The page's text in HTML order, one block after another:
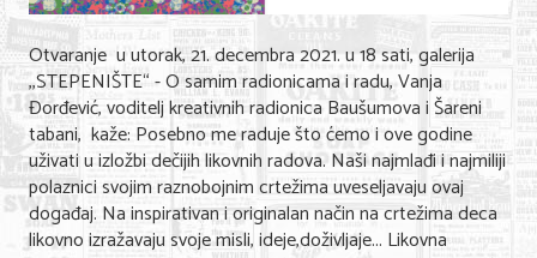
Kuća i bašta
Zdravlje i medicina
Sport i rekreacija
Hobi i razonoda
ADRESAR
Otvaranje u utorak, 21. decembra 2021. u 18 sati, galerija
,,STEPENIŠTE“ - O samim radionicama i radu, Vanja
Đorđević, voditelj kreativnih radionica Baušumova i Šareni
tabani, kaže: Posebno me raduje što ćemo i ove godine
uživati u izložbi dečijih likovnih radova. Naši najmlađi i najmiliji
polaznici svojim raznobojnim crtežima uveseljavaju ovaj
događaj. Na inspirativan i originalan način na crtežima deca
likovno izražavaju svoje misli, ideje,doživljaje... Likovna